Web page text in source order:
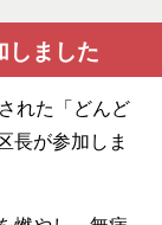
しました
れた「どんど
長が参加しま